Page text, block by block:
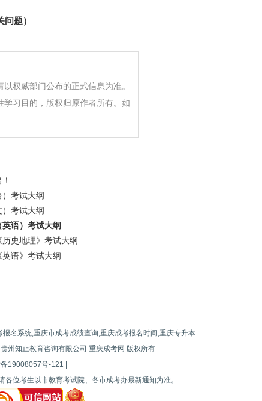
题）
权威部门公布的正式信息为准。
学习目的，版权归原作者所有。如
考试大纲
考试大纲
语）考试大纲
史地理》考试大纲
语》考试大纲
名系统,重庆市成考成绩查询,重庆成考报名时间,重庆专升本
州知止教育咨询有限公司 重庆成考网 版权所有
19008057号-121 |
位考生以市教育考试院、各市成考办最新通知为准。